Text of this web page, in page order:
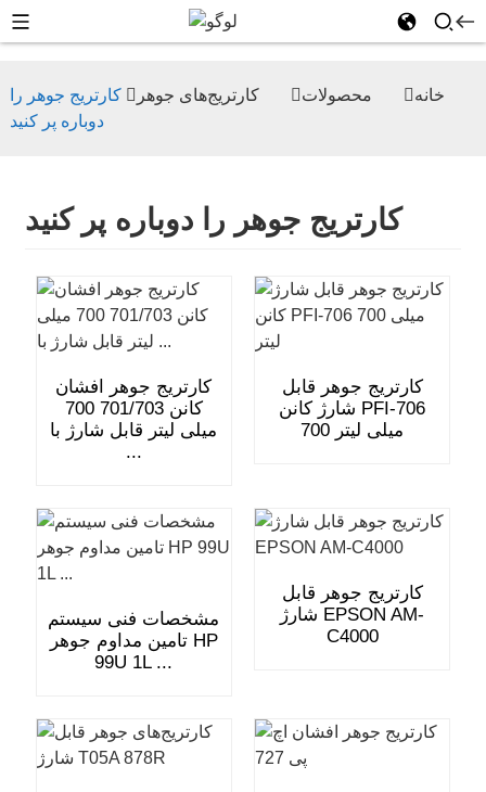
خانه محصولات کارتریج‌های جوهر
کارتریج جوهر را
دوباره پر کنید
کارتریج جوهر را دوباره پر کنید
کارتریج جوهر افشان
کانن 701/703 700
میلی لیتر قابل شارژ با
...
کارتریج جوهر قابل
شارژ کانن PFI-706
700 میلی لیتر
مشخصات فنی سیستم
تامین مداوم جوهر HP
99U 1L ...
کارتریج جوهر قابل
شارژ EPSON AM-
C4000